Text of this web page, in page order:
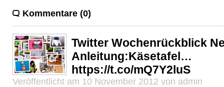
Kommentare (0)
Twitter Wochenrückblick
Anleitung:Käsetafel…
https://t.co/mQ7Y2luS
Veröffentlicht am 10 November 2012 von admin